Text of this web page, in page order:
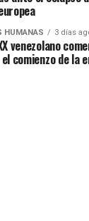
HUMANAS 3 días
venezolano
comienzo de la